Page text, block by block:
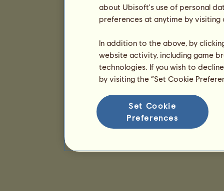
about Ubisoft's use of personal
preferences at anytime by
In addition to the above, by
website activity, including game
technologies. If you wish to
by visiting the “Set Cookie
Set Cookie
Preferences